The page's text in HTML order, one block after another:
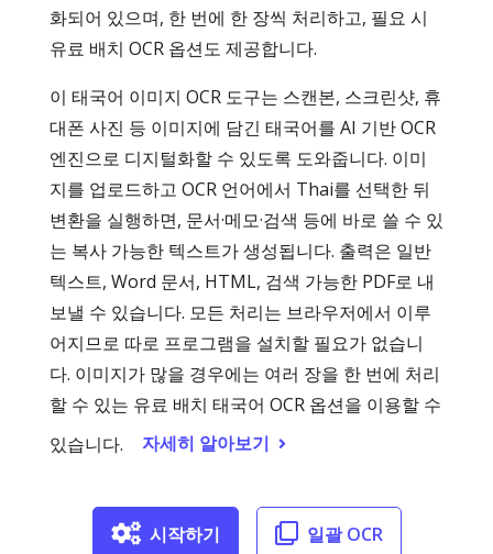
화되어 있으며, 한 번에 한 장씩 처리하고, 필요 시
유료 배치 OCR 옵션도 제공합니다.
이 태국어 이미지 OCR 도구는 스캔본, 스크린샷, 휴
대폰 사진 등 이미지에 담긴 태국어를 AI 기반 OCR
엔진으로 디지털화할 수 있도록 도와줍니다. 이미
지를 업로드하고 OCR 언어에서 Thai를 선택한 뒤
변환을 실행하면, 문서·메모·검색 등에 바로 쓸 수 있
는 복사 가능한 텍스트가 생성됩니다. 출력은 일반
텍스트, Word 문서, HTML, 검색 가능한 PDF로 내
보낼 수 있습니다. 모든 처리는 브라우저에서 이루
어지므로 따로 프로그램을 설치할 필요가 없습니
다. 이미지가 많을 경우에는 여러 장을 한 번에 처리
할 수 있는 유료 배치 태국어 OCR 옵션을 이용할 수
있습니다.
자세히 알아보기
시작하기 일괄 OCR